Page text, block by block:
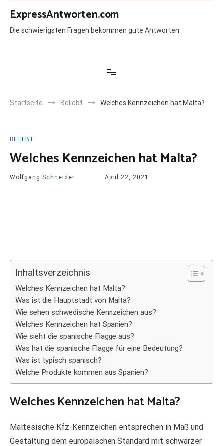
Zum
Inhalt
springen
ExpressAntworten.com
Die schwierigsten Fragen bekommen gute Antworten
Startseite Beliebt Welches Kennzeichen hat Malta?
BELIEBT
Welches Kennzeichen hat Malta?
Wolfgang Schneider April 22, 2021
Inhaltsverzeichnis
Welches Kennzeichen hat Malta?
Was ist die Hauptstadt von Malta?
Wie sehen schwedische Kennzeichen aus?
Welches Kennzeichen hat Spanien?
Wie sieht die spanische Flagge aus?
Was hat die spanische Flagge für eine Bedeutung?
Was ist typisch spanisch?
Welche Produkte kommen aus Spanien?
Welches Kennzeichen hat Malta?
Maltesische Kfz-Kennzeichen entsprechen in Maß und
Gestaltung dem europäischen Standard mit schwarzer